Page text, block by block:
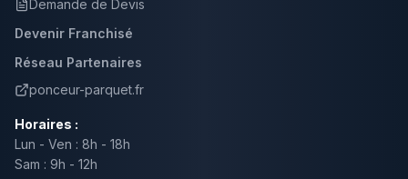
Demande de Devis
Devenir Franchisé
Réseau Partenaires
ponceur-parquet.fr
Horaires :
Lun - Ven : 8h - 18h
Sam : 9h - 12h